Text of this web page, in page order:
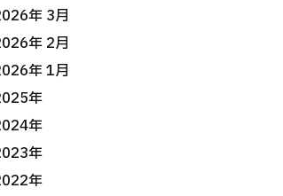
年 3月
年 2月
年 1月
年
年
年
年